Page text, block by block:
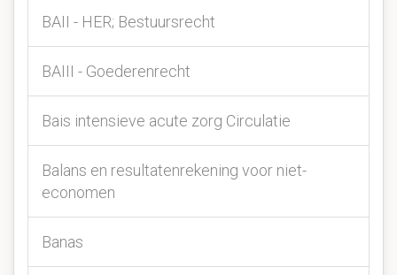
BAII - HER; Bestuursrecht
BAIII - Goederenrecht
Bais intensieve acute zorg Circulatie
Balans en resultatenrekening voor niet-
economen
Banas